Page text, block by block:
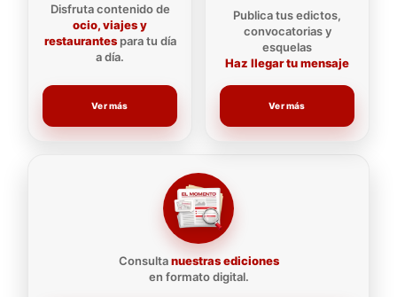
Disfruta contenido de
ocio, viajes y
restaurantespara tu día
a día.
Ver más
Consultanuestras ediciones
en formato digital.
Publica tus edictos,
convocatorias y
esquelas
Haz llegar tu mensaje
Ver más